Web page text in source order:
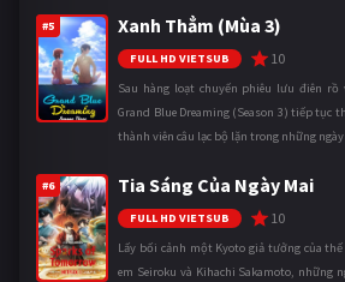
#5 Xanh Thẳm (Mùa 3)
FULL HD VIETSUB 10
Sau hàng loạt chuyến phiêu lưu điên rồ
Grand Blue Dreaming (Season 3) tiếp tục
thành viên câu lạc bộ lặn trong những
#6 Tia Sáng Của Ngày Mai
FULL HD VIETSUB 10
Lấy bối cảnh một Kyoto giả tưởng của
em Seiroku và Kihachi Sakamoto, những